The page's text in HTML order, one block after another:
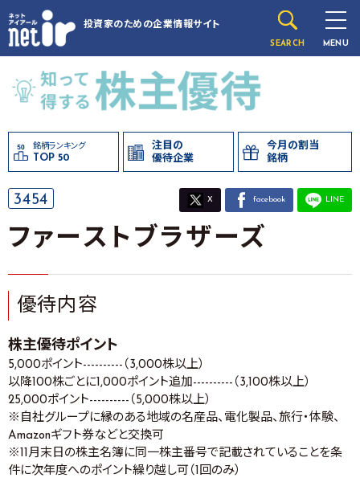
投資家のための企業情報サイト
SEARCH MENU
銘柄ランキング
TOP 50
注目の
優待企業
今月の割当
銘柄
3454 X facebook LINE
ファーストブラザーズ
優待内容
株主優待ポイント
5,000ポイント----------（3,000株以上）
以降100株ごとに1,000ポイント追加----------（3,100株以上）
25,000ポイント----------（5,000株以上）
※自社グループに縁のある地域の名産品、電化製品、旅行・体験、
Amazonギフト券などと交換可
※11月末日の株主名簿に同一株主番号で記載されていることを条
件に次年度へのポイント繰り越し可（1回のみ）